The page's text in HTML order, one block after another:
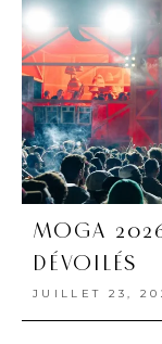
MOGA
DÉVOILÉS
JUILLET 23,